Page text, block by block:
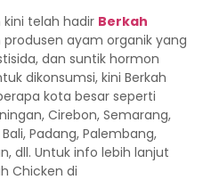
telah hadir Berkah
ayam organik yang
dan suntik hormon
dikonsumsi, kini Berkah
kota besar seperti
Cirebon, Semarang,
Padang, Palembang,
dll. Untuk info lebih lanjut
Chicken di